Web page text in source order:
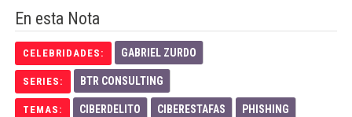
En esta Nota
CELEBRIDADES: GABRIEL ZURDO
SERIES: BTR CONSULTING
TEMAS: CIBERDELITO CIBERESTAFAS PHISHING